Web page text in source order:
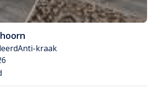
Anti-kraak